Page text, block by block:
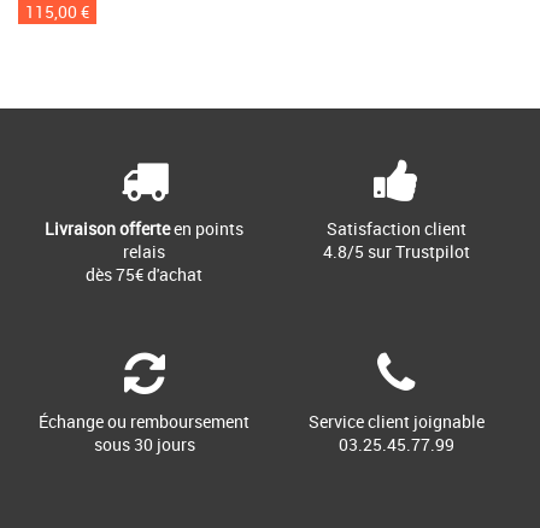
115,00 €
Livraison offerteen points
relais
dès 75€ d'achat
Satisfaction client
4.8/5 sur Trustpilot
Échange ou remboursement
sous 30 jours
Service client joignable
03.25.45.77.99